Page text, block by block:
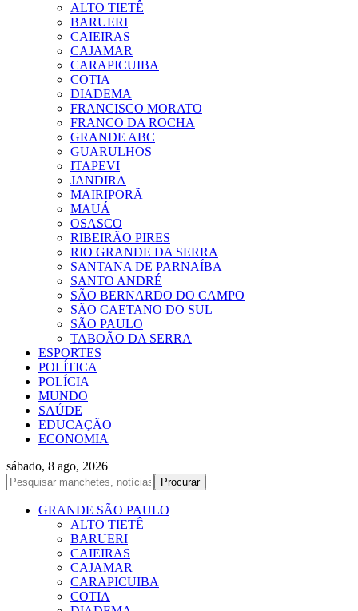
ALTO TIETÊ
BARUERI
CAIEIRAS
CAJAMAR
CARAPICUIBA
COTIA
DIADEMA
FRANCISCO MORATO
FRANCO DA ROCHA
GRANDE ABC
GUARULHOS
ITAPEVI
JANDIRA
MAIRIPORÃ
MAUÁ
OSASCO
RIBEIRÃO PIRES
RIO GRANDE DA SERRA
SANTANA DE PARNAÍBA
SANTO ANDRÉ
SÃO BERNARDO DO CAMPO
SÃO CAETANO DO SUL
SÃO PAULO
TABOÃO DA SERRA
ESPORTES
POLÍTICA
POLÍCIA
MUNDO
SAÚDE
EDUCAÇÃO
ECONOMIA
sábado, 8 ago, 2026
GRANDE SÃO PAULO
ALTO TIETÊ
BARUERI
CAIEIRAS
CAJAMAR
CARAPICUIBA
COTIA